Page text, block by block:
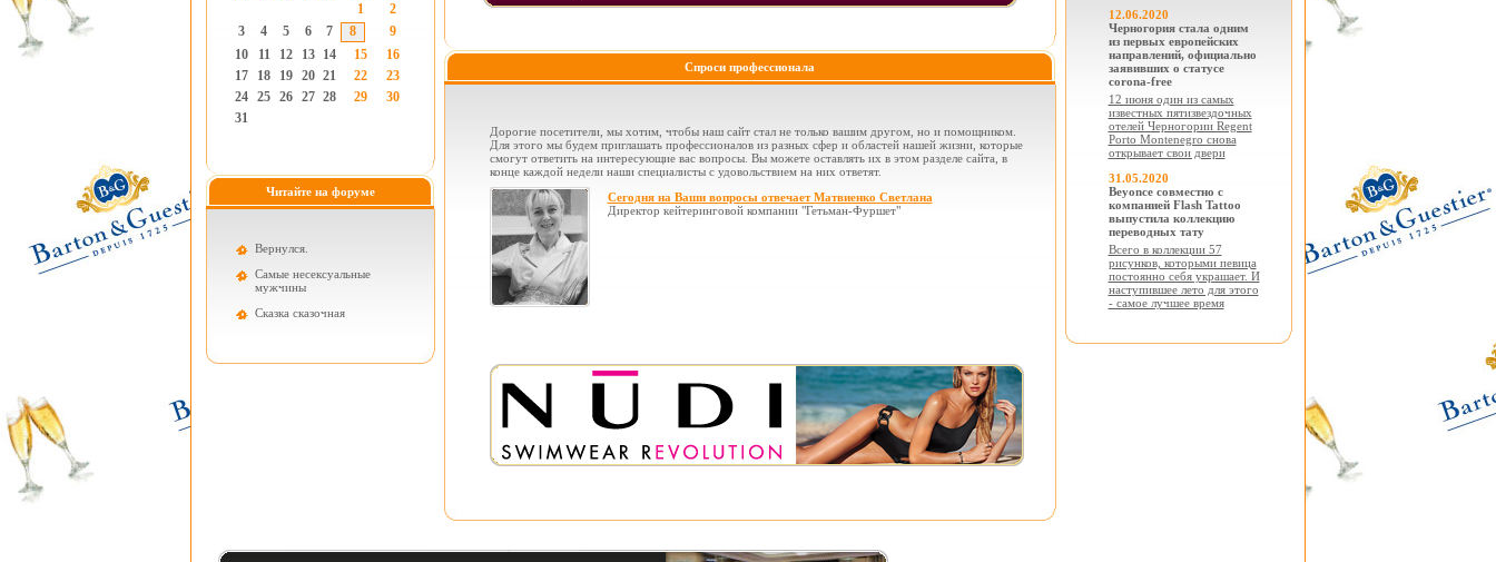
1
2
3
4 5 6 7 8
9
10
11 12 13 14 15
16
17
18 19 20 21 22
23
24 25 26 27 28 29
30
31
Читайте на форуме
Вернулся.
Самые несексуальные
мужчины
Cказка сказочная
Спроси профессионала
Дорогие посетители, мы хотим, чтобы наш сайт стал не только вашим другом, но и помощником.
Для этого мы будем приглашать профессионалов из разных сфер и областей нашей жизни, которые
смогут ответить на интересующие вас вопросы. Вы можете оставлять их в этом разделе сайта, в
конце каждой недели наши специалисты с удовольствием на них ответят.
Сегодня на Ваши вопросы отвечает Матвиенко Светлана
Директор кейтеринговой компании "Гетьман-Фуршет"
12.06.2020
Черногория стала одним
из первых европейских
направлений, официально
заявивших о статусе
corona-free
12 июня один из самых
известных пятизвездочных
отелей Черногории Regent
Porto Montenegro снова
открывает свои двери
31.05.2020
Beyonce совместно с
компанией Flash Tattoo
выпустила коллекцию
переводных тату
Всего в коллекции 57
рисунков, которыми певица
постоянно себя украшает. И
наступившее лето для этого
- самое лучшее время